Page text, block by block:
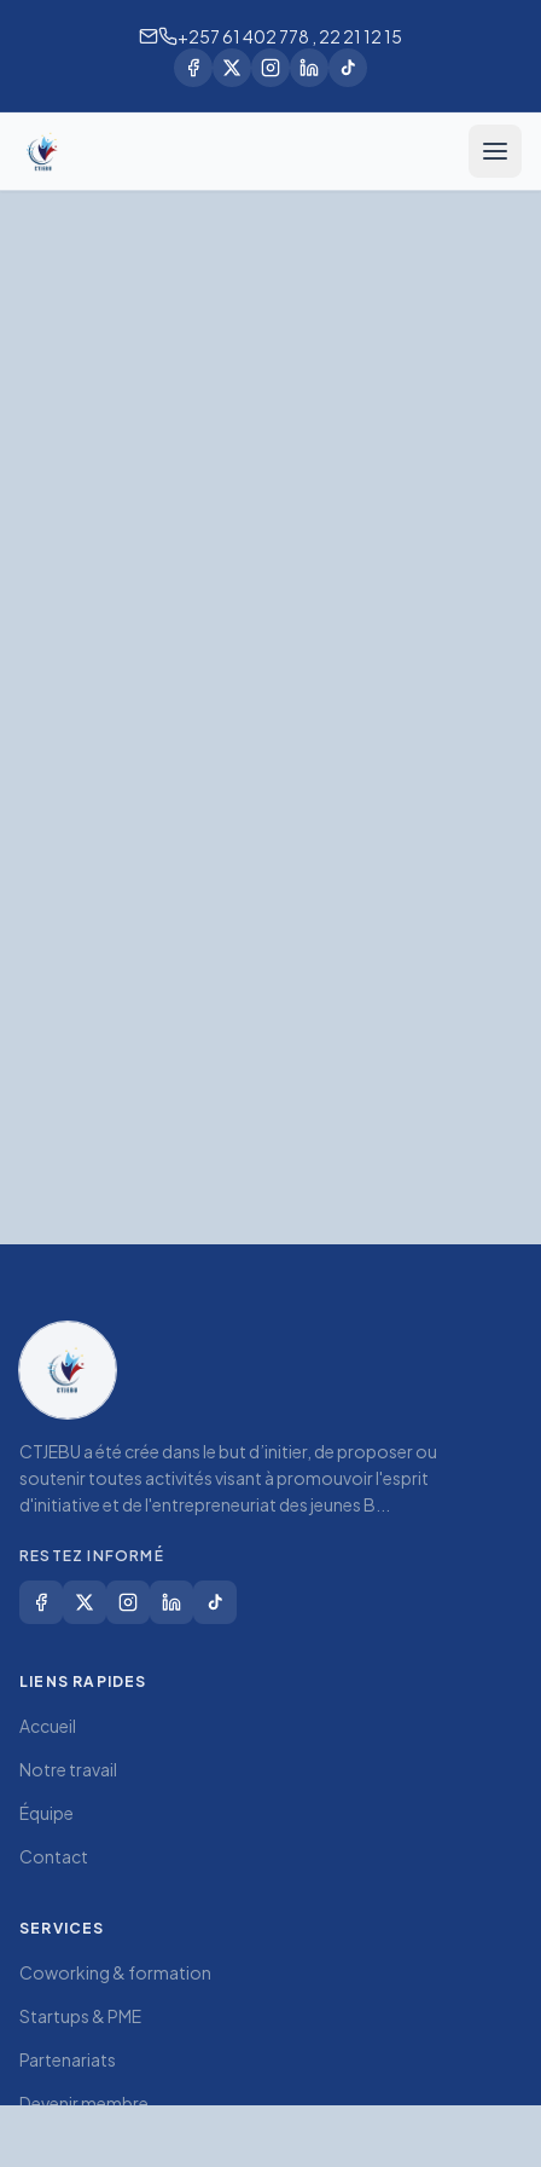
+257 61 402 778 , 22 21 12 15
CTJEBU a été crée dans le but d’initier, de proposer ou
soutenir toutes activités visant à promouvoir l'esprit
d'initiative et de l'entrepreneuriat des jeunes B...
RESTEZ INFORMÉ
LIENS RAPIDES
Accueil
Notre travail
Équipe
Contact
SERVICES
Coworking & formation
Startups & PME
Partenariats
Devenir membre